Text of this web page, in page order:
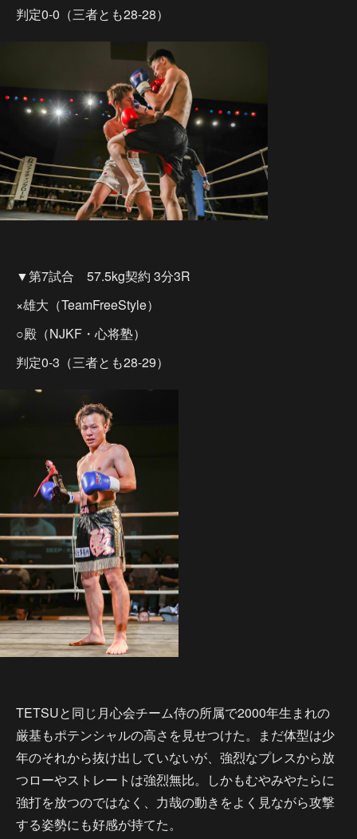
判定0-0（三者とも28-28）
▼第7試合 57.5kg契約 3分3R
×雄大（TeamFreeStyle）
○殿（NJKF・心将塾）
判定0-3（三者とも28-29）
TETSUと同じ月心会チーム侍の所属で2000年生まれの
厳基もポテンシャルの高さを見せつけた。まだ体型は少
年のそれから抜け出していないが、強烈なプレスから放
つローやストレートは強烈無比。しかもむやみやたらに
強打を放つのではなく、力哉の動きをよく見ながら攻撃
する姿勢にも好感が持てた。